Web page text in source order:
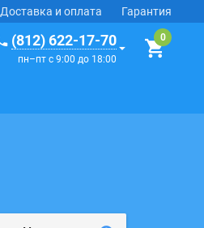
Доставка и оплата Гарантия
(812) 622-17-70
пн–пт с 9:00 до 18:00